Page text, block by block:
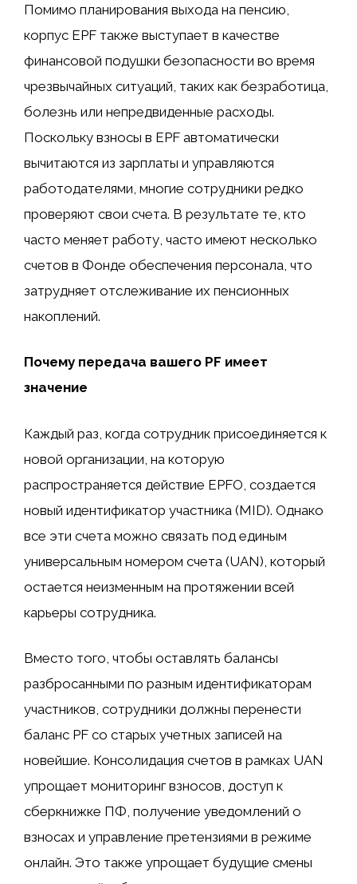
Помимо планирования выхода на пенсию,
корпус EPF также выступает в качестве
финансовой подушки безопасности во время
чрезвычайных ситуаций, таких как безработица,
болезнь или непредвиденные расходы.
Поскольку взносы в EPF автоматически
вычитаются из зарплаты и управляются
работодателями, многие сотрудники редко
проверяют свои счета. В результате те, кто
часто меняет работу, часто имеют несколько
счетов в Фонде обеспечения персонала, что
затрудняет отслеживание их пенсионных
накоплений.
Почему передача вашего PF имеет
значение
Каждый раз, когда сотрудник присоединяется к
новой организации, на которую
распространяется действие EPFO, создается
новый идентификатор участника (MID). Однако
все эти счета можно связать под единым
универсальным номером счета (UAN), который
остается неизменным на протяжении всей
карьеры сотрудника.
Вместо того, чтобы оставлять балансы
разбросанными по разным идентификаторам
участников, сотрудники должны перенести
баланс PF со старых учетных записей на
новейшие. Консолидация счетов в рамках UAN
упрощает мониторинг взносов, доступ к
сберкнижке ПФ, получение уведомлений о
взносах и управление претензиями в режиме
онлайн. Это также упрощает будущие смены